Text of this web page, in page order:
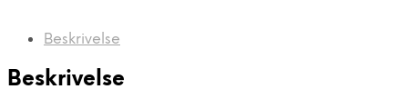
Beskrivelse
Beskrivelse